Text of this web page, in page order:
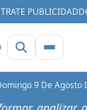
PUBLICIDAD
9 De Agosto